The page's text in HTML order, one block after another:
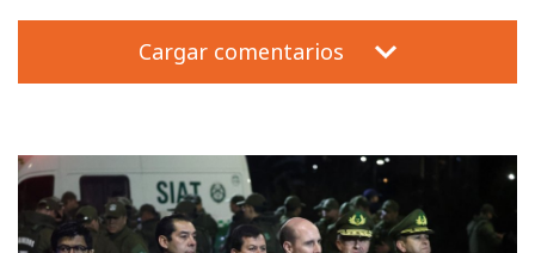
Cargar comentarios